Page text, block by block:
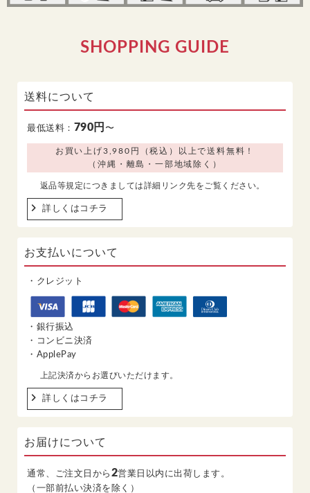
SHOPPING GUIDE
送料について
最低送料： 790円 〜
お買い上げ3,980円（税込）以上で送料無料！
（沖縄・離島・一部地域除く）
返品等規定につきましては詳細リンク先をご覧ください。
詳しくはコチラ
お支払いについて
・クレジット
・銀行振込
・コンビニ決済
・ApplePay
上記決済からお選びいただけます。
詳しくはコチラ
お届けについて
通常、ご注文日から 2営業日以内に出荷します。
（一部前払い決済を除く）